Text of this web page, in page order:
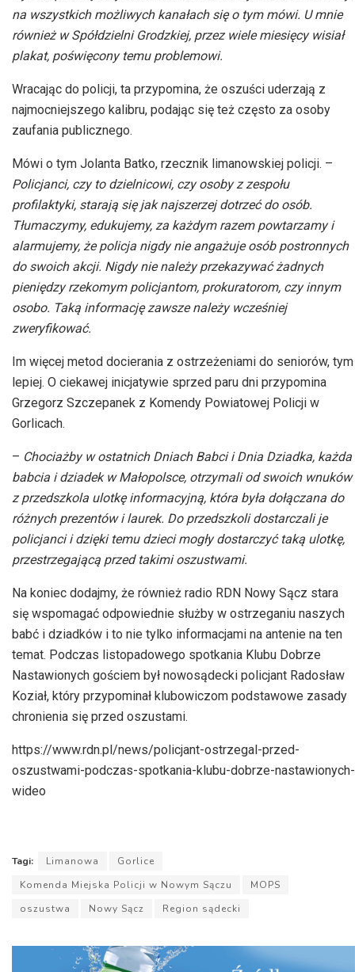
na wszystkich możliwych kanałach się o tym mówi. U mnie
również w Spółdzielni Grodzkiej, przez wiele miesięcy wisiał
plakat, poświęcony temu problemowi.
Wracając do policji, ta przypomina, że oszuści uderzają z
najmocniejszego kalibru, podając się też często za osoby
zaufania publicznego.
Mówi o tym Jolanta Batko, rzecznik limanowskiej policji. –
Policjanci, czy to dzielnicowi, czy osoby z zespołu
profilaktyki, starają się jak najszerzej dotrzeć do osób.
Tłumaczymy, edukujemy, za każdym razem powtarzamy i
alarmujemy, że policja nigdy nie angażuje osób postronnych
do swoich akcji. Nigdy nie należy przekazywać żadnych
pieniędzy rzekomym policjantom, prokuratorom, czy innym
osobo. Taką informację zawsze należy wcześniej
zweryfikować.
Im więcej metod docierania z ostrzeżeniami do seniorów, tym
lepiej. O ciekawej inicjatywie sprzed paru dni przypomina
Grzegorz Szczepanek z Komendy Powiatowej Policji w
Gorlicach.
– Chociażby w ostatnich Dniach Babci i Dnia Dziadka, każda
babcia i dziadek w Małopolsce, otrzymali od swoich wnuków
z przedszkola ulotkę informacyjną, która była dołączana do
różnych prezentów i laurek. Do przedszkoli dostarczali je
policjanci i dzięki temu dzieci mogły dostarczyć taką ulotkę,
przestrzegającą przed takimi oszustwami.
Na koniec dodajmy, że również radio RDN Nowy Sącz stara
się wspomagać odpowiednie służby w ostrzeganiu naszych
babć i dziadków i to nie tylko informacjami na antenie na ten
temat. Podczas listopadowego spotkania Klubu Dobrze
Nastawionych gościem był nowosądecki policjant Radosław
Koział, który przypominał klubowiczom podstawowe zasady
chronienia się przed oszustami.
https://www.rdn.pl/news/policjant-ostrzegal-przed-
oszustwami-podczas-spotkania-klubu-dobrze-nastawionych-
wideo
Tagi: Limanowa
Gorlice
Komenda Miejska Policji w Nowym Sączu
MOPS
oszustwa
Nowy Sącz Region sądecki